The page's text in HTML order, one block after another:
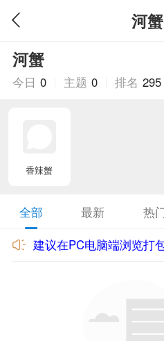
河蟹
河蟹
今日 0 主题 0 排名 295
香辣蟹
全部 最新 热
建议在PC电脑端浏览打